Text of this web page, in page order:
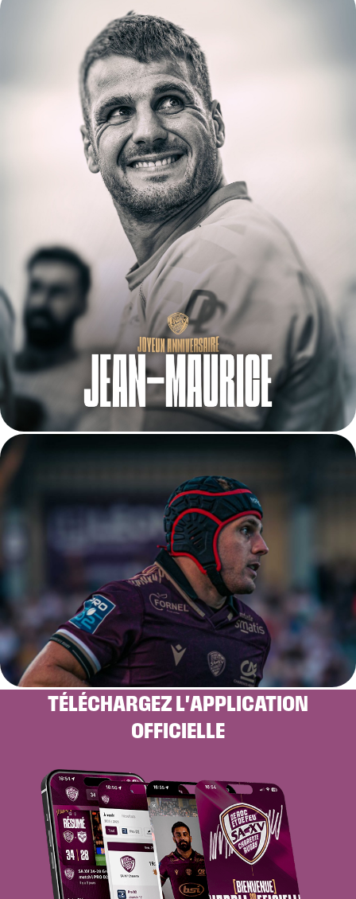
TÉLÉCHARGEZ L'APPLICATION
OFFICIELLE